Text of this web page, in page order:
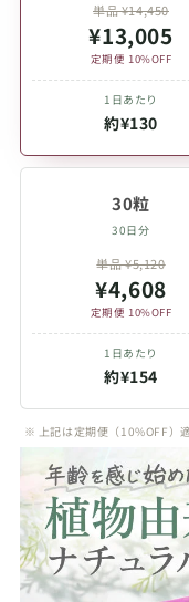
単品 ¥14,450
¥13,005
定期便 10%OFF
1日あたり
約¥130
30粒
30日分
単品 ¥5,120
¥4,608
定期便 10%OFF
1日あたり
約¥154
※ 上記は定期便（10%OFF）